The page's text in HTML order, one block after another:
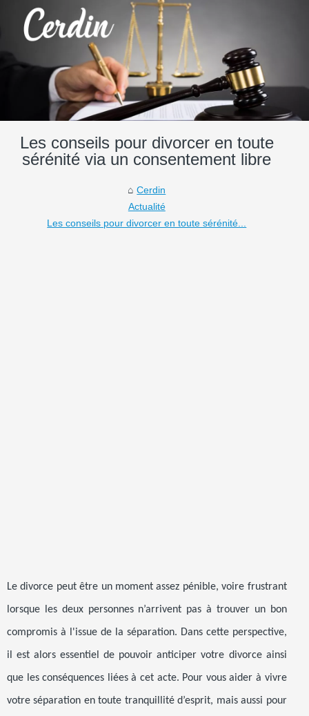
Les conseils pour divorcer en toute
sérénité via un consentement libre
Cerdin
Actualité
Les conseils pour divorcer en toute sérénité...
Le divorce peut être un moment assez pénible, voire frustrant
lorsque les deux personnes n’arrivent pas à trouver un bon
compromis à l'issue de la séparation. Dans cette perspective,
il est alors essentiel de pouvoir anticiper votre divorce ainsi
que les conséquences liées à cet acte. Pour vous aider à vivre
votre séparation en toute tranquillité d’esprit, mais aussi pour